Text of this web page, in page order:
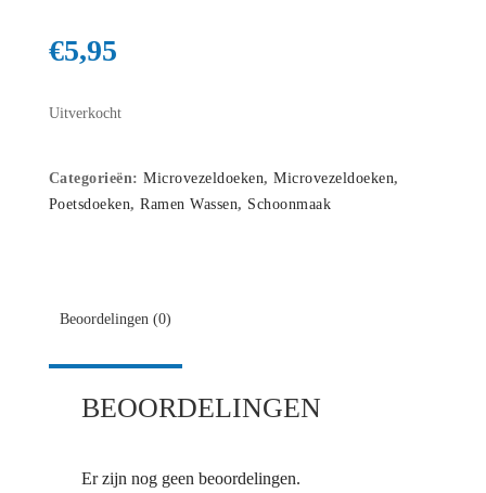
€5,95
Uitverkocht
Categorieën:Microvezeldoeken,Microvezeldoeken,
Poetsdoeken,Ramen Wassen, Schoonmaak
Beoordelingen (0)
BEOORDELINGEN
Er zijn nog geen beoordelingen.